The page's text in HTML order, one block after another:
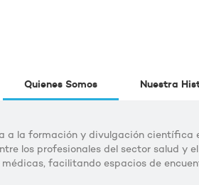
Quienes Somos Nuestra
a la formación y divulgación científica
los profesionales del sector salud y
facilitando espacios de